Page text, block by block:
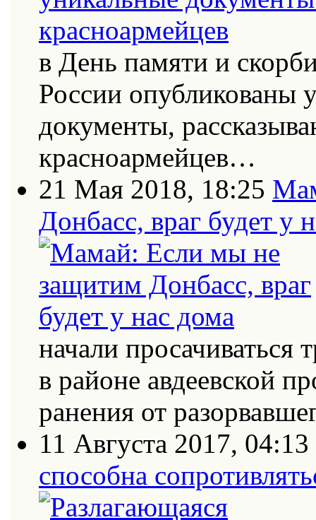
в День памяти и
России опубликованы
документы,
красноармейцев…
21 Мая 2018, 18:25
Донбасс, враг будет у
начали
в районе авдеевской
ранения от
11 Августа 2017, 04:13
способна